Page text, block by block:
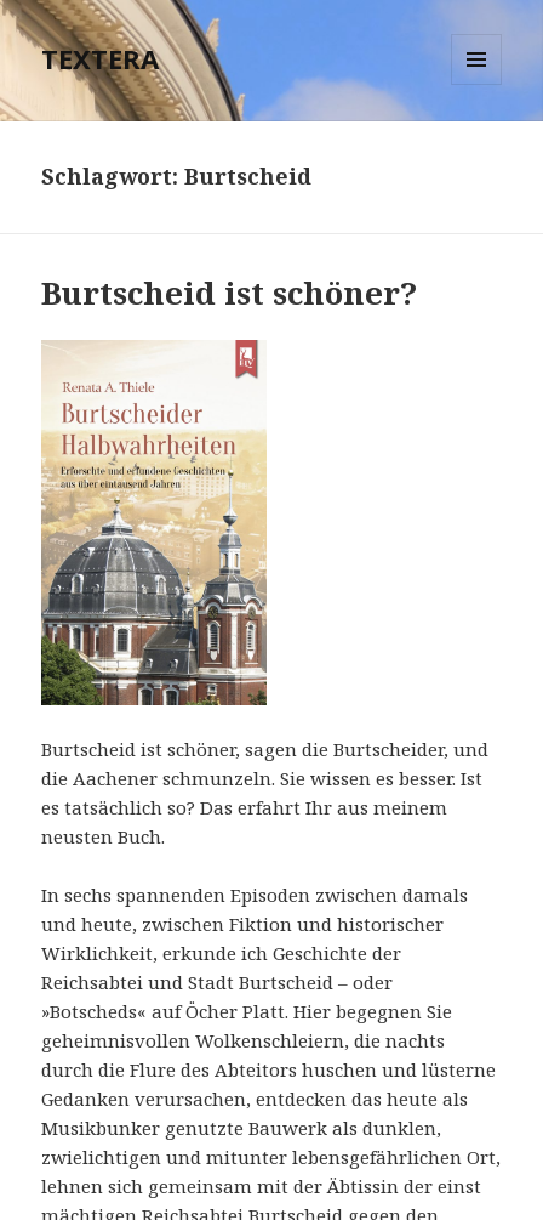
TEXTERA
Schlagwort:Burtscheid
Burtscheid ist schöner?
Burtscheid ist schöner, sagen die Burtscheider, und
die Aachener schmunzeln. Sie wissen es besser. Ist
es tatsächlich so? Das erfahrt Ihr aus meinem
neusten Buch.
In sechs spannenden Episoden zwischen damals
und heute, zwischen Fiktion und historischer
Wirklichkeit, erkunde ich Geschichte der
Reichsabtei und Stadt Burtscheid – oder
»Botscheds« auf Öcher Platt. Hier begegnen Sie
geheimnisvollen Wolkenschleiern, die nachts
durch die Flure des Abteitors huschen und lüsterne
Gedanken verursachen, entdecken das heute als
Musikbunker genutzte Bauwerk als dunklen,
zwielichtigen und mitunter lebensgefährlichen Ort,
lehnen sich gemeinsam mit der Äbtissin der einst
mächtigen Reichsabtei Burtscheid gegen den